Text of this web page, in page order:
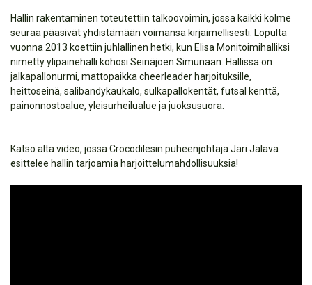
Hallin rakentaminen toteutettiin talkoovoimin, jossa kaikki kolme
seuraa pääsivät yhdistämään voimansa kirjaimellisesti. Lopulta
vuonna 2013 koettiin juhlallinen hetki, kun Elisa Monitoimihalliksi
nimetty ylipainehalli kohosi Seinäjoen Simunaan. Hallissa on
jalkapallonurmi, mattopaikka cheerleader harjoituksille,
heittoseinä, salibandykaukalo, sulkapallokentät, futsal kenttä,
painonnostoalue, yleisurheilualue ja juoksusuora.
Katso alta video, jossa Crocodilesin puheenjohtaja Jari Jalava
esittelee hallin tarjoamia harjoittelumahdollisuuksia!